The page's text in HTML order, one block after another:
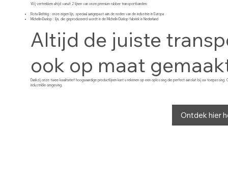
Wij vertrekken altijd vanuit 2 lijnen van onze premium rubber transportbanden:
Rota Belting : onze eigen lijn, speciaal aangepast aan de noden van de industrie in Europa
Michelin-Dunlop : lijn, die geproduceerd wordt in de Michelin-Dunlop fabriek in Nederland
Altijd de juiste
ook op maat
Dankzij onze twee kwalitatief hoogwaardige productlijnen kunt u rekenen op een oplossing die perfect aansluit bij uw
industriële omgeving.
Ontdek hier